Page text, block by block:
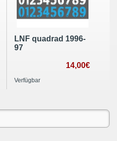
LNF quadrad 1996-
97
14,00€
Verfügbar